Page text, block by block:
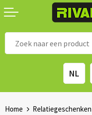
NL
Kantoorartikelen
◼ Eco-producten
◼ Survival gear
Home Relatiegeschenken